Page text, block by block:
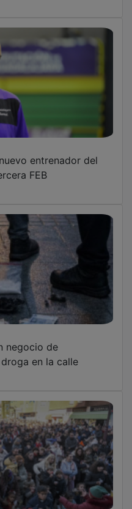
entrenador del
FEB
negocio de
en la calle